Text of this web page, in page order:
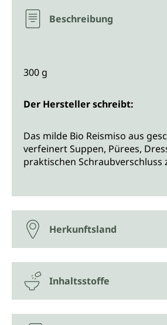
Beschreibung
300 g
Der Hersteller schreibt:
Das milde Bio Reismiso aus
verfeinert Suppen, Pürees,
praktischen Schraubverschluss
Herkunftsland
Inhaltsstoffe